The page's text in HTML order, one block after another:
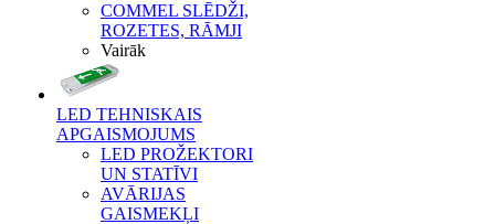
COMMEL SLĒDŽI,
ROZETES, RĀMJI
Vairāk
LED TEHNISKAIS
APGAISMOJUMS
LED PROŽEKTORI
UN STATĪVI
AVĀRIJAS
GAISMEKĻI